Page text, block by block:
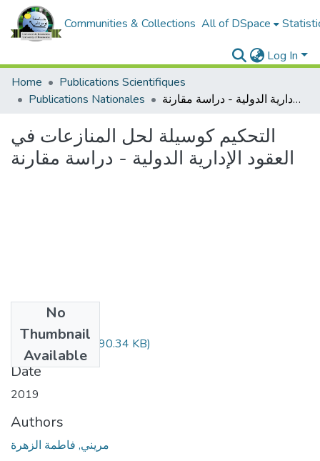
Communities & Collections All of DSpace
Log In
Home
Publications Scientifiques
Publications Nationales
التحكيم كوسيلة لحل المنازعات في العقود الإدارية الدولية - دراسة مقارنة
التحكيم كوسيلة لحل المنازعات في
العقود الإدارية الدولية - دراسة مقارنة
No
Thumbnail
Available
مقال مريني.pdf(190.34 KB)
Date
2019
Authors
مريني, فاطمة الزهرة